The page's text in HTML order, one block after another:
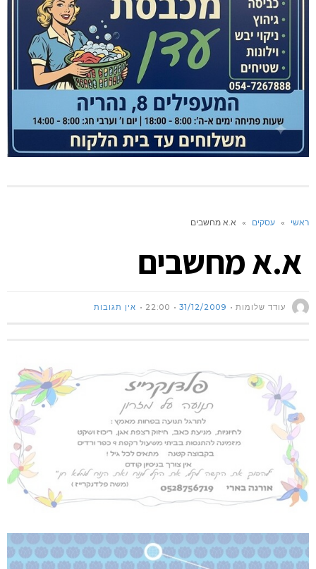
ראשי » עסקים » א.א מחשבים
א.א מחשבים
עודד שלומות 31/12/2009
22:00 אין תגובות